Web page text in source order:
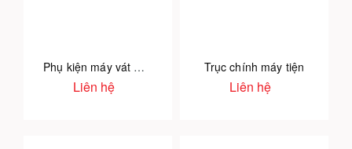
Phụ kiện máy vát mép ống
Liên hệ
Trục chính máy tiện
Liên hệ